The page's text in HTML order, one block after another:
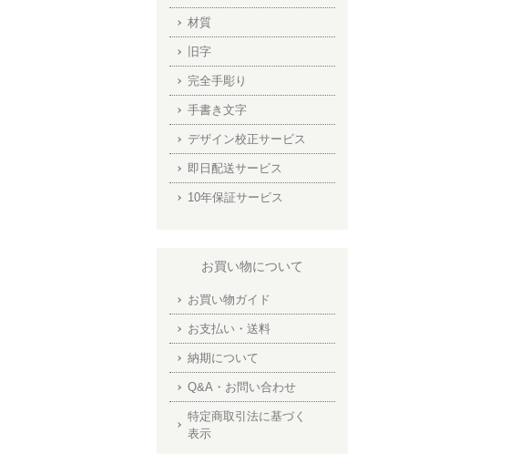
材質
旧字
完全手彫り
手書き文字
デザイン校正サービス
即日配送サービス
10年保証サービス
お買い物について
お買い物ガイド
お支払い・送料
納期について
Q&A・お問い合わせ
特定商取引法に基づく
表示